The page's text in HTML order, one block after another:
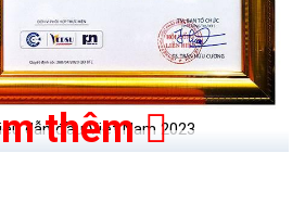
dẫn đầu Việt Nam 2023
thêm